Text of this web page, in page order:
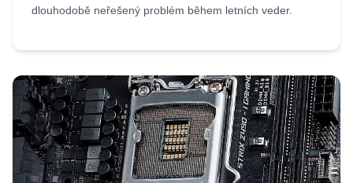
dlouhodobě neřešený problém během letních veder.